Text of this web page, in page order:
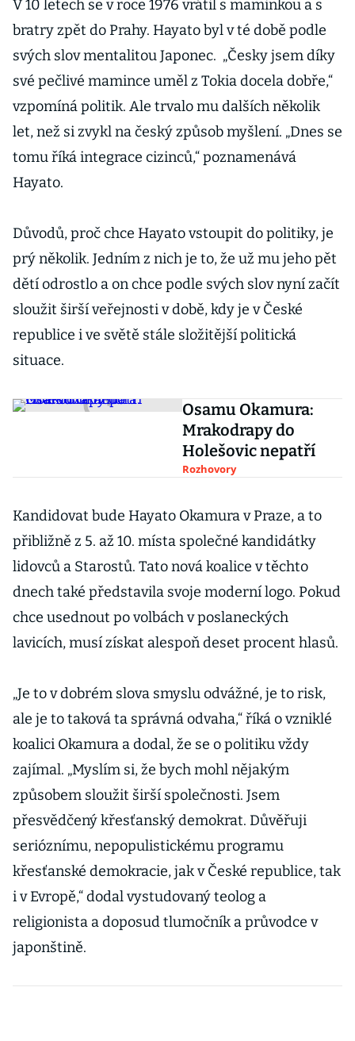
V 10 letech se v roce 1976 vrátil s maminkou a s
bratry zpět do Prahy. Hayato byl v té době podle
svých slov mentalitou Japonec. „Česky jsem díky
své pečlivé mamince uměl z Tokia docela dobře,“
vzpomíná politik. Ale trvalo mu dalších několik
let, než si zvykl na český způsob myšlení. „Dnes se
tomu říká integrace cizinců,“ poznamenává
Hayato.
Důvodů, proč chce Hayato vstoupit do politiky, je
prý několik. Jedním z nich je to, že už mu jeho pět
dětí odrostlo a on chce podle svých slov nyní začít
sloužit širší veřejnosti v době, kdy je v České
republice i ve světě stále složitější politická
situace.
Osamu Okamura:
Mrakodrapy do
Holešovic nepatří
Rozhovory
Kandidovat bude Hayato Okamura v Praze, a to
přibližně z 5. až 10. místa společné kandidátky
lidovců a Starostů. Tato nová koalice v těchto
dnech také představila svoje moderní logo. Pokud
chce usednout po volbách v poslaneckých
lavicích, musí získat alespoň deset procent hlasů.
„Je to v dobrém slova smyslu odvážné, je to risk,
ale je to taková ta správná odvaha,“ říká o vzniklé
koalici Okamura a dodal, že se o politiku vždy
zajímal. „Myslím si, že bych mohl nějakým
způsobem sloužit širší společnosti. Jsem
přesvědčený křesťanský demokrat. Důvěřuji
serióznímu, nepopulistickému programu
křesťanské demokracie, jak v České republice, tak
i v Evropě,“ dodal vystudovaný teolog a
religionista a doposud tlumočník a průvodce v
japonštině.